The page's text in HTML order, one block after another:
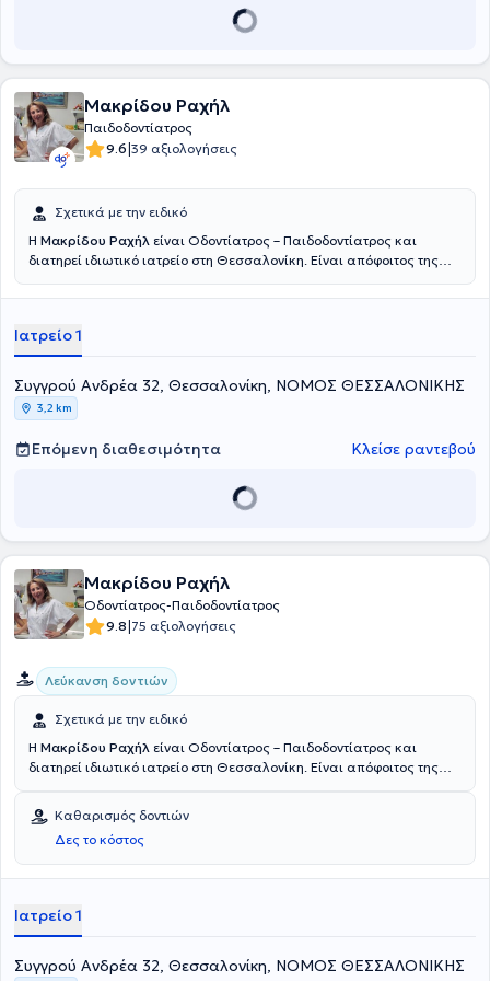
Μακρίδου Ραχήλ
Παιδοδοντίατρος
9.6|39 αξιολογήσεις
Σχετικά με την ειδικό
Η Μακρίδου Ραχήλ είναι Οδοντίατρος – Παιδοδοντίατρος και
διατηρεί ιδιωτικό ιατρείο στη Θεσσαλονίκη. Είναι απόφοιτος της
Θεσσαλονίκης και έχει μετεκπαιδευθεί στην παιδοδοντιατρική στην
Leeds της Αγγλίας. Διαθέτει μακρόχρονη ακαδημαϊκή και
επαγγελματική εμπειρία στο χώρο και στο ιατρείο της καλύπτει τις
ανάγκες παιδιών και ενηλίκων.
Ιατρείο 1
Συγγρού Ανδρέα 32, Θεσσαλονίκη, ΝΟΜΟΣ ΘΕΣΣΑΛΟΝΙΚΗΣ
3,2 km
Επόμενη διαθεσιμότητα Κλείσε ραντεβού
Μακρίδου Ραχήλ
Οδοντίατρος-Παιδοδοντίατρος
9.8|75 αξιολογήσεις
Λεύκανση δοντιών
Σχετικά με την ειδικό
Η Μακρίδου Ραχήλ είναι Οδοντίατρος – Παιδοδοντίατρος και
διατηρεί ιδιωτικό ιατρείο στη Θεσσαλονίκη. Είναι απόφοιτος της
Θεσσαλονίκης και έχει μετεκπαιδευθεί στην παιδοδοντιατρική στην
Οδοντιατρική Σχολή Aarhus της Δανίας και στο Πανεπιστήμιο
Leeds της Αγγλίας. Διαθέτει μακρόχρονη ακαδημαϊκή και
επαγγελματική εμπειρία στο χώρο και στο ιατρείο της καλύπτει τις
Καθαρισμός δοντιών
Δες το κόστος
Ιατρείο 1
Συγγρού Ανδρέα 32, Θεσσαλονίκη, ΝΟΜΟΣ ΘΕΣΣΑΛΟΝΙΚΗΣ